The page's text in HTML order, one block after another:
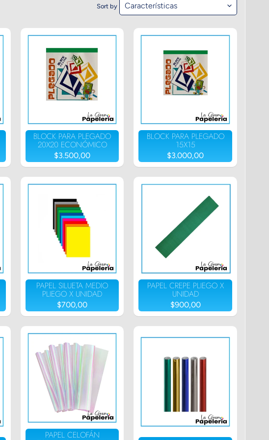
Sort by
BLOCK PARA PLEGADO
20X20 ECONÓMICO
$3.500,00
BLOCK PARA PLEGADO
15X15
$3.000,00
PAPEL SILUETA MEDIO
PLIEGO X UNIDAD
$700,00
PAPEL CREPE PLIEGO X
UNIDAD
$900,00
PAPEL CELOFÁN